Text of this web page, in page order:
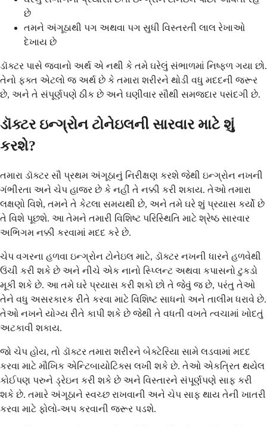
છે
તમને અંગૂઠાથી પગ અથવા પગ સુધી વિસ્તરતી લાલ રેખાઓ
દેખાય છે
ડૉક્ટર પાસે જવાનો અર્થ એ નથી કે તમે ઘરેલું સંભાળમાં નિષ્ફળ ગયા છો.
તેનો ફક્ત એટલો જ અર્થ છે કે તમારા શરીરને થોડી વધુ મદદની જરૂર
છે, અને તે સંપૂર્ણપણે ઠીક છે અને ઘણીવાર સૌથી સમજદાર પસંદગી છે.
ડૉક્ટર ઇન્ગ્રોન ટોનેઇલની સારવાર માટે શું
કરશે?
તમારા ડૉક્ટર સૌ પ્રથમ અંગૂઠાનું નિરીક્ષણ કરશે જેથી ઇન્ગ્રોન નખની
ગંભીરતા અને ચેપ હાજર છે કે નહીં તે નક્કી કરી શકાય. તેઓ તમારા
લક્ષણો વિશે, તમને તે કેટલા સમયથી છે, અને તમે ઘરે શું પ્રયાસ કર્યો છે
તે વિશે પૂછશે. આ તેમને તમારી વિશિષ્ટ પરિસ્થિતિ માટે શ્રેષ્ઠ સારવાર
અભિગમ નક્કી કરવામાં મદદ કરે છે.
ચેપ વગરના હળવા ઇન્ગ્રોન ટોનેઇલ માટે, ડૉક્ટર નખની ધારને હળવેથી
ઉંચી કરી શકે છે અને નીચે એક નાનો સ્પ્લિન્ટ અથવા કપાસનો ટુકડો
મૂકી શકે છે. આ તમે ઘરે પ્રયાસ કરી શકો છો તે જેવું જ છે, પરંતુ તેઓ
તેને વધુ અસરકારક રીતે કરવા માટે વિશિષ્ટ સાધનો અને તાલીમ ધરાવે છે.
તેઓ નખને યોગ્ય રીતે કાપી શકે છે જેથી તે વધતી વખતે ત્વચામાં ખોદતું
અટકાવી શકાય.
જો ચેપ હોય, તો ડૉક્ટર તમારા શરીરને બેક્ટેરિયા સામે લડવામાં મદદ
કરવા માટે મૌખિક એન્ટિબાયોટિક્સ લખી શકે છે. તેઓ એકત્રિત થયેલ
કોઈપણ પરુને ડ્રેઇન કરી શકે છે અને વિસ્તારને સંપૂર્ણપણે સાફ કરી
શકે છે. તમારે અંગૂઠાને સ્વચ્છ રાખવાની અને ચેપ સાફ થાય તેની ખાતરી
કરવા માટે ફોલો-અપ કરવાની જરૂર પડશે.